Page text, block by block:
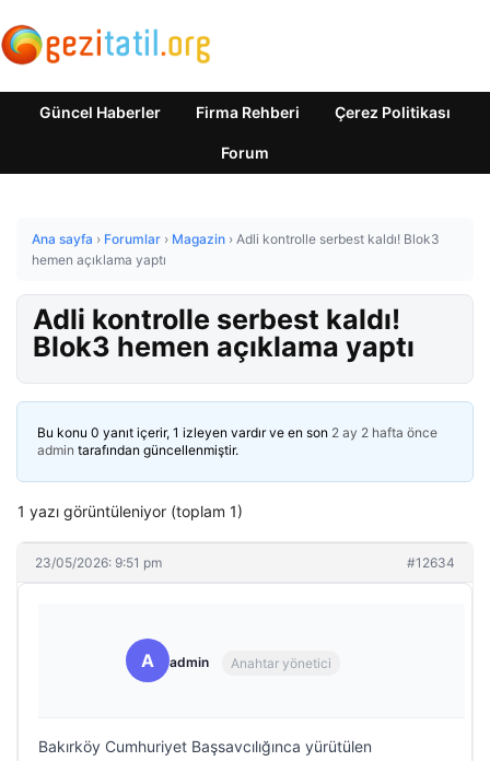
Güncel Haberler Firma Rehberi Çerez Politikası
Forum
Ana sayfa › Forumlar › Magazin › Adli kontrolle serbest kaldı! Blok3
hemen açıklama yaptı
Adli kontrolle serbest kaldı!
Blok3 hemen açıklama yaptı
Bu konu 0 yanıt içerir, 1 izleyen vardır ve en son 2 ay 2 hafta önce
admin tarafından güncellenmiştir.
1 yazı görüntüleniyor (toplam 1)
23/05/2026: 9:51 pm #12634
A admin Anahtar yönetici
Bakırköy Cumhuriyet Başsavcılığınca yürütülen